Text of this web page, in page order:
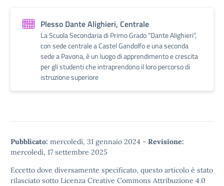
Plesso Dante Alighieri, Centrale
La Scuola Secondaria di Primo Grado “Dante Alighieri”,
con sede centrale a Castel Gandolfo e una seconda
sede a Pavona, è un luogo di apprendimento e crescita
per gli studenti che intraprendono il loro percorso di
istruzione superiore
Pubblicato: mercoledì, 31 gennaio 2024 - Revisione:
mercoledì, 17 settembre 2025
Eccetto dove diversamente specificato, questo articolo è stato
rilasciato sotto Licenza Creative Commons Attribuzione 4.0